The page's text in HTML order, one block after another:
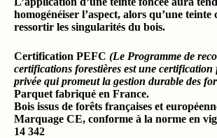
homogénéiser l’aspect, alors qu’une teinte
ressortir les singularités du bois.
Certification PEFC (Le Programme de
certifications forestières est une certification
privée qui promeut la gestion durable des
Parquet fabriqué en France.
Bois issus de forêts françaises et
Marquage CE, conforme à la norme en
14 342